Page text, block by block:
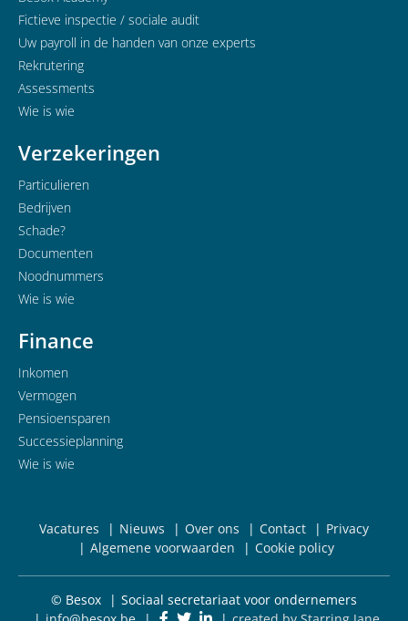
Fictieve inspectie / sociale audit
Uw payroll in de handen van onze experts
Rekrutering
Assessments
Wie is wie
Verzekeringen
Particulieren
Bedrijven
Schade?
Documenten
Noodnummers
Wie is wie
Finance
Inkomen
Vermogen
Pensioensparen
Successieplanning
Wie is wie
Vacatures Nieuws Over ons Contact
Privacy
Algemene voorwaarden
Cookie policy
© Besox
Sociaal secretariaat voor ondernemers